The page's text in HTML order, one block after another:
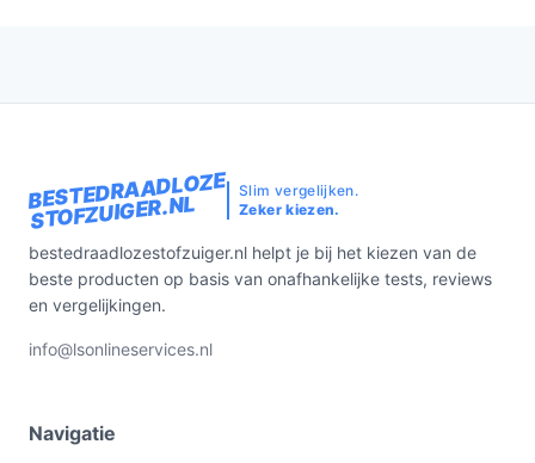
BESTEDRAADLOZE
STOFZUIGER.NL
Slim vergelijken.
Zeker kiezen.
bestedraadlozestofzuiger.nl helpt je bij het kiezen van de
beste producten op basis van onafhankelijke tests, reviews
en vergelijkingen.
info@lsonlineservices.nl
Navigatie